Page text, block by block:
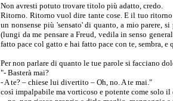
Non avresti potuto trovare titolo più adatto, credo.
Ritorno. Ritorno vuol dire tante cose. E il tuo
un nonsense più 'sensato' di quanto, a mio parere,
(lungi da me pensare a Freud, vedila in senso
fatto pace col gatto e hai fatto pace con te, sembra,
Per non parlare di quanto le tue parole si facciano
"- Basterà mai?
- A te? – chiese lui divertito – Oh, no. A te mai."
così impalpabile ma vorticoso e potente come solo il